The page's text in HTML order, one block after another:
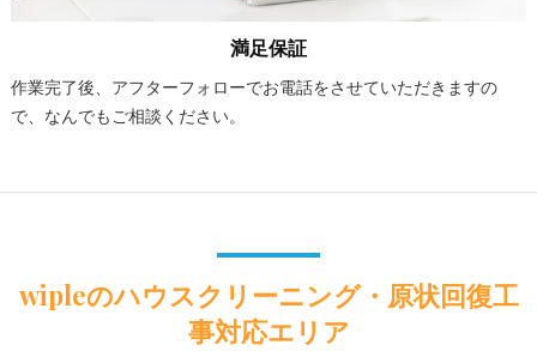
満足保証
作業完了後、アフターフォローでお電話をさせていただきますの
で、なんでもご相談ください。
wipleのハウスクリーニング・原状回復工
事対応エリア